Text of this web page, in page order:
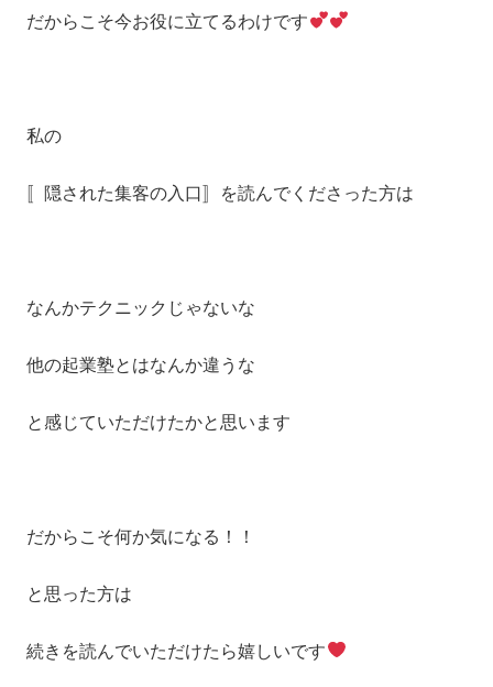
だからこそ今お役に立てるわけです
私の
〚隠された集客の入口〛を読んでくださった方は
なんかテクニックじゃないな
他の起業塾とはなんか違うな
と感じていただけたかと思います
だからこそ何か気になる！！
と思った方は
続きを読んでいただけたら嬉しいです